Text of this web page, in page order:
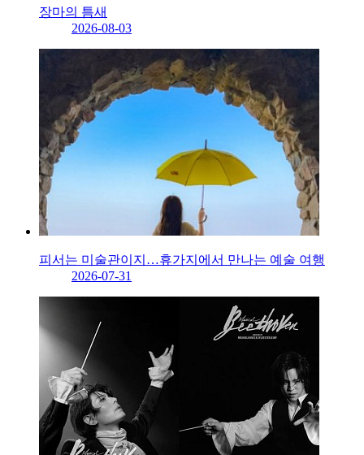
장마의 틈새
2026-08-03
피서는 미술관이지…휴가지에서 만나는 예술 여행
2026-07-31